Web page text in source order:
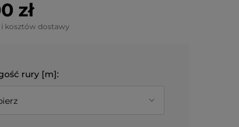
zł
i kosztów dostawy
rury [m]: